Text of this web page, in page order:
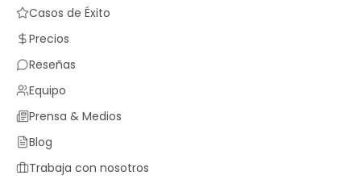
Casos de Éxito
Precios
Reseñas
Equipo
Prensa & Medios
Blog
Trabaja con nosotros